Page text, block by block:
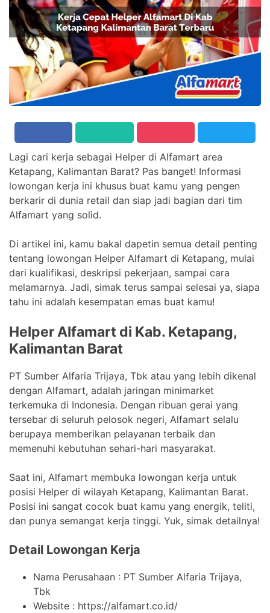
Lagi cari kerja sebagai Helper di Alfamart area
Ketapang, Kalimantan Barat? Pas banget! Informasi
lowongan kerja ini khusus buat kamu yang pengen
berkarir di dunia retail dan siap jadi bagian dari tim
Alfamart yang solid.
Di artikel ini, kamu bakal dapetin semua detail penting
tentang lowongan Helper Alfamart di Ketapang, mulai
dari kualifikasi, deskripsi pekerjaan, sampai cara
melamarnya. Jadi, simak terus sampai selesai ya, siapa
tahu ini adalah kesempatan emas buat kamu!
Helper Alfamart di Kab. Ketapang,
Kalimantan Barat
PT Sumber Alfaria Trijaya, Tbk atau yang lebih dikenal
dengan Alfamart, adalah jaringan minimarket
terkemuka di Indonesia. Dengan ribuan gerai yang
tersebar di seluruh pelosok negeri, Alfamart selalu
berupaya memberikan pelayanan terbaik dan
memenuhi kebutuhan sehari-hari masyarakat.
Saat ini, Alfamart membuka lowongan kerja untuk
posisi Helper di wilayah Ketapang, Kalimantan Barat.
Posisi ini sangat cocok buat kamu yang energik, teliti,
dan punya semangat kerja tinggi. Yuk, simak detailnya!
Detail Lowongan Kerja
Nama Perusahaan : PT Sumber Alfaria Trijaya,
Tbk
Website : https://alfamart.co.id/